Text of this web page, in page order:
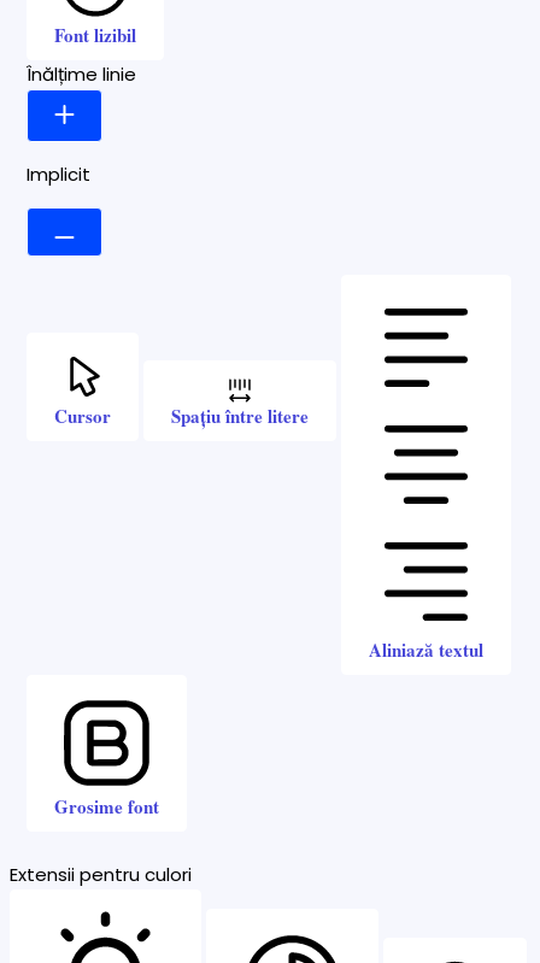
Font lizibil
Înălțime linie
Implicit
Cursor Spațiu între litere
Aliniază textul
Grosime font
Extensii pentru culori